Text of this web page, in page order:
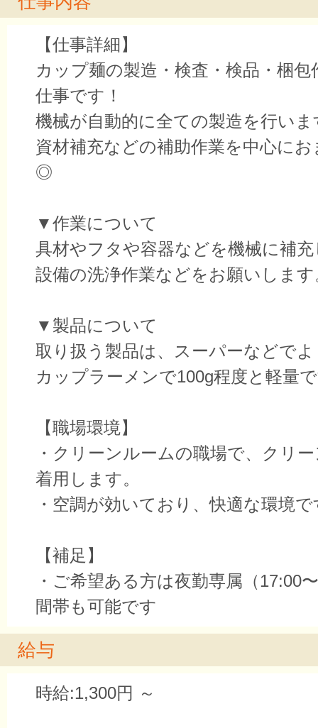
【仕事詳細】
カップ麺の製造・検査・検品・梱
仕事です！
機械が自動的に全ての製造を行い
資材補充などの補助作業を中心に
◎
▼作業について
具材やフタや容器などを機械に補
設備の洗浄作業などをお願いします
▼製品について
取り扱う製品は、スーパーなどで
カップラーメンで100g程度と軽量
【職場環境】
・クリーンルームの職場で、クリ
着用します。
・空調が効いており、快適な環境で
【補足】
・ご希望ある方は夜勤専属（17:00
間帯も可能です
給与
時給:1,300円 ～